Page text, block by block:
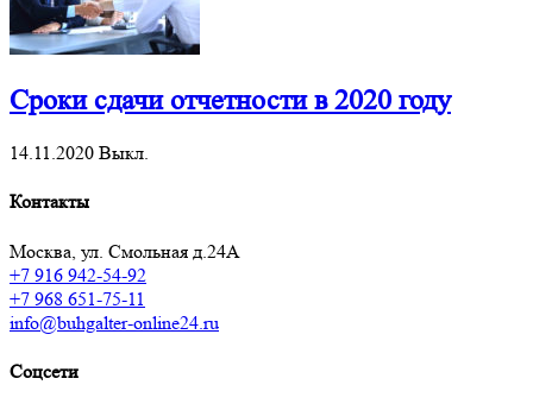
Сроки сдачи отчетности в 2020 году
14.11.2020 Выкл.
Контакты
Москва, ул. Смольная д.24А
+7 916 942-54-92
+7 968 651-75-11
info@buhgalter-online24.ru
Соцсети